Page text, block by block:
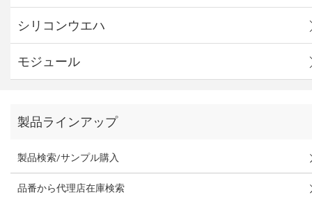
シリコンウエハ
モジュール
製品ラインアップ
製品検索/サンプル購入
品番から代理店在庫検索